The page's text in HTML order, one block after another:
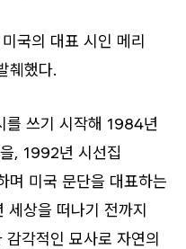
국의 대표 시인 메리
췌했다.
를 쓰기 시작해 1984년
을, 1992년 시선집
며 미국 문단을 대표하는
상을 떠나기 전까지
각적인 묘사로 자연의